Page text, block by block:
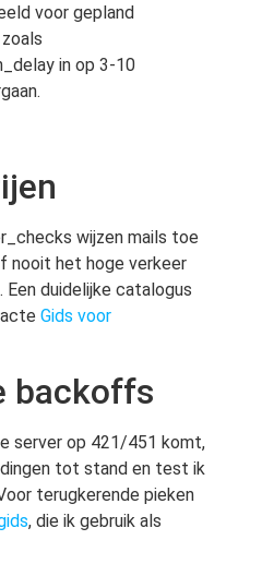
voor gepland
in op 3-10
wijzen mails toe
nooit het hoge verkeer
duidelijke catalogus
Gids voor
backoffs
server op 421/451 komt,
tot stand en test ik
terugkerende pieken
, die ik gebruik als